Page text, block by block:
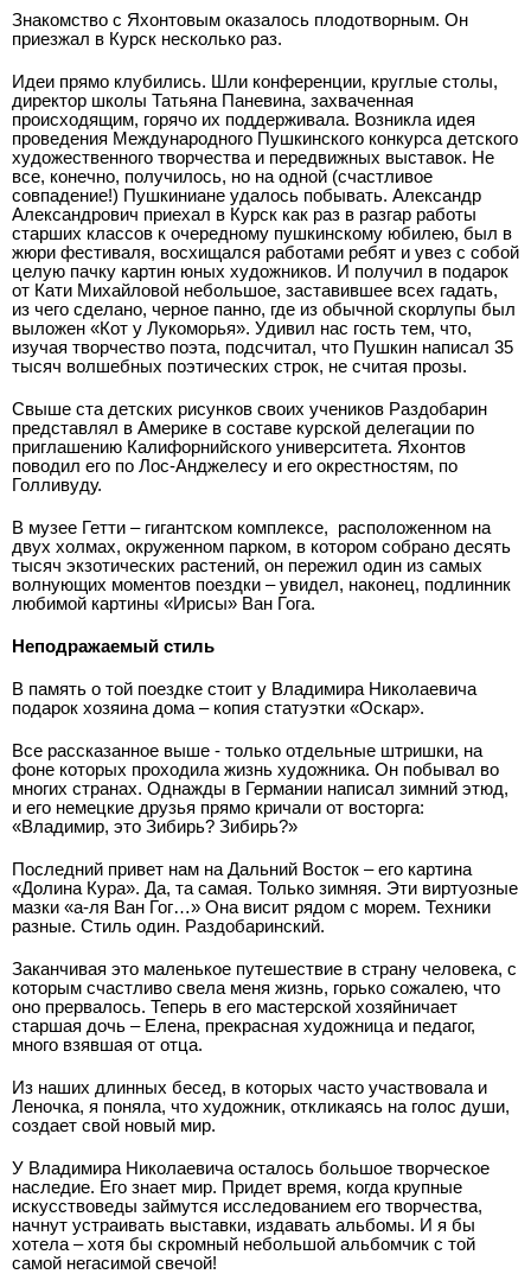
Знакомство с Яхонтовым оказалось плодотворным. Он
приезжал в Курск несколько раз.
Идеи прямо клубились. Шли конференции, круглые столы,
директор школы Татьяна Паневина, захваченная
происходящим, горячо их поддерживала. Возникла идея
проведения Международного Пушкинского конкурса детского
художественного творчества и передвижных выставок. Не
все, конечно, получилось, но на одной (счастливое
совпадение!) Пушкиниане удалось побывать. Александр
Александрович приехал в Курск как раз в разгар работы
старших классов к очередному пушкинскому юбилею, был в
жюри фестиваля, восхищался работами ребят и увез с собой
целую пачку картин юных художников. И получил в подарок
от Кати Михайловой небольшое, заставившее всех гадать,
из чего сделано, черное панно, где из обычной скорлупы был
выложен «Кот у Лукоморья». Удивил нас гость тем, что,
изучая творчество поэта, подсчитал, что Пушкин написал 35
тысяч волшебных поэтических строк, не считая прозы.
Свыше ста детских рисунков своих учеников Раздобарин
представлял в Америке в составе курской делегации по
приглашению Калифорнийского университета. Яхонтов
поводил его по Лос-Анджелесу и его окрестностям, по
Голливуду.
В музее Гетти – гигантском комплексе, ­ расположенном на
двух холмах, окруженном парком, в котором собрано десять
тысяч экзотических растений, он пережил один из самых
волнующих моментов поездки – увидел, наконец, подлинник
любимой картины «Ирисы» Ван Гога.
Неподражаемый стиль
В память о той поездке стоит у Владимира Николаевича
подарок хозяина дома – копия статуэтки «Оскар».
Все рассказанное выше - только отдельные штришки, на
фоне которых проходила жизнь художника. Он побывал во
многих странах. Однажды в Германии написал зимний этюд,
и его немецкие друзья прямо кричали от восторга:
«Владимир, это Зибирь? Зибирь?»
Последний привет нам на Дальний Восток – его картина
«Долина Кура». Да, та самая. Только зимняя. Эти виртуозные
мазки «а­-ля Ван Гог…» Она висит рядом с морем. Техники
разные. Стиль один. Раздобаринский.
Заканчивая это маленькое путешествие в страну человека, с
которым счастливо свела меня жизнь, горько сожалею, что
оно прервалось. Теперь в его мастерской хозяйничает
старшая дочь – Елена, прекрасная художница и педагог,
много взявшая от отца.
Из наших длинных бесед, в которых часто участвовала и
Леночка, я поняла, что художник, откликаясь на голос души,
создает свой новый мир.
У Владимира Николаевича осталось большое творческое
наследие. Его знает мир. Придет время, когда крупные
искусствоведы займутся исследованием его творчества,
начнут устраивать выставки, издавать альбомы. И я бы
хотела – хотя бы скромный небольшой альбомчик с той
самой негасимой свечой!